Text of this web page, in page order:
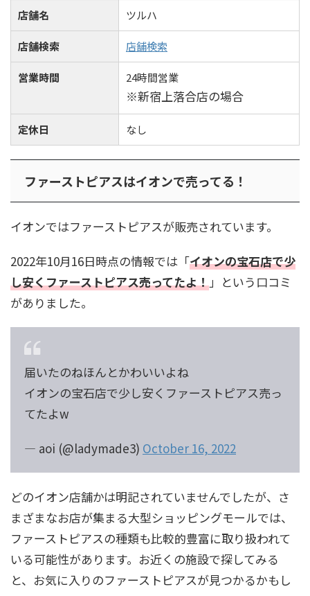
店舗名 ツルハ
店舗検索 店舗検索
営業時間 24時間営業
※新宿上落合店の場合
定休日 なし
ファーストピアスはイオンで売ってる！
イオンではファーストピアスが販売されています。
2022年10月16日時点の情報では「イオンの宝石店で少
し安くファーストピアス売ってたよ！」という口コミ
がありました。
届いたのねほんとかわいいよね
イオンの宝石店で少し安くファーストピアス売っ
てたよw
— aoi (@ladymade3) October 16, 2022
どのイオン店舗かは明記されていませんでしたが、さ
まざまなお店が集まる大型ショッピングモールでは、
ファーストピアスの種類も比較的豊富に取り扱われて
いる可能性があります。お近くの施設で探してみる
と、お気に入りのファーストピアスが見つかるかもし